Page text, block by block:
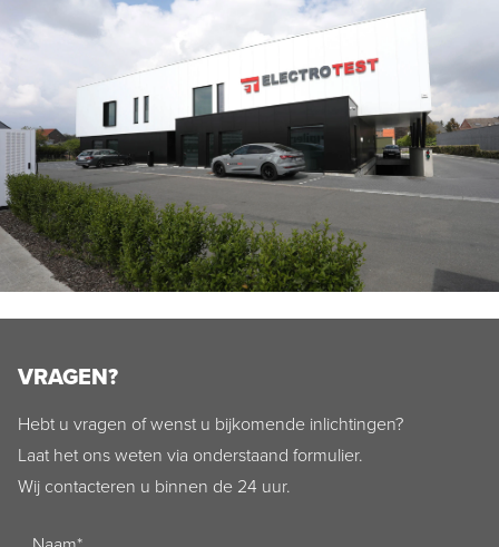
VRAGEN?
Hebt u vragen of wenst u bijkomende inlichtingen?
Laat het ons weten via onderstaand formulier.
Wij contacteren u binnen de 24 uur.
Naam